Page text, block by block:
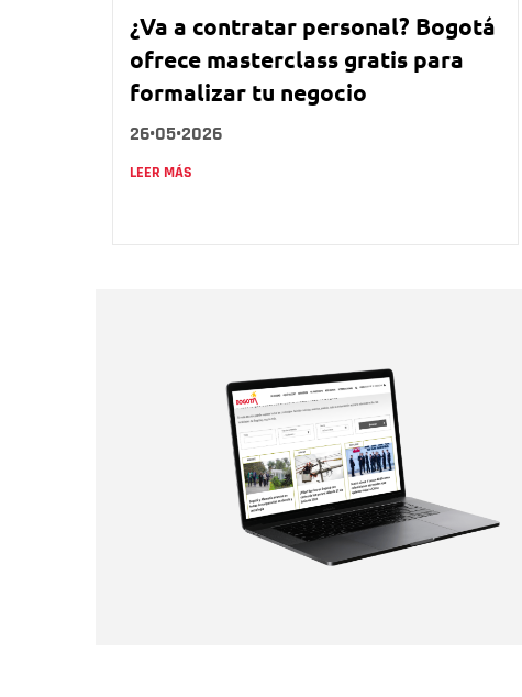
¿Va a contratar personal? Bogotá
ofrece masterclass gratis para
formalizar tu negocio
26•05•2026
LEER MÁS